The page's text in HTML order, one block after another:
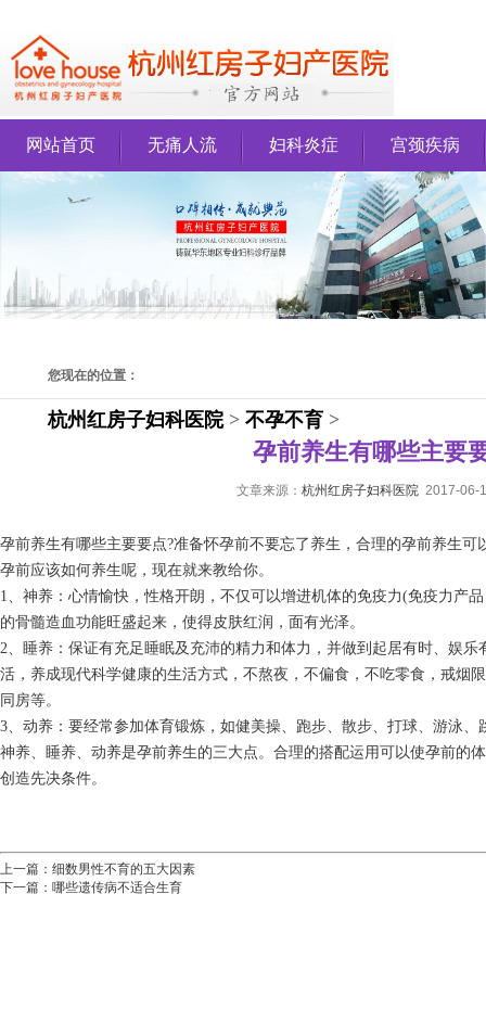
网站首页 无痛人流 妇科炎症 宫颈疾病
您现在的位置：
杭州红房子妇科医院> 不孕不育 >
孕前养生有哪些主要
文章来源： 杭州红房子妇科医院 2017-06-
孕前养生有哪些主要要点?准备怀孕前不要忘了养生，合理的孕前养生
孕前应该如何养生呢，现在就来教给你。
1、神养：心情愉快，性格开朗，不仅可以增进机体的免疫力(免疫力产
的骨髓造血功能旺盛起来，使得皮肤红润，面有光泽。
2、睡养：保证有充足睡眠及充沛的精力和体力，并做到起居有时、娱
活，养成现代科学健康的生活方式，不熬夜，不偏食，不吃零食，戒烟
同房等。
3、动养：要经常参加体育锻炼，如健美操、跑步、散步、打球、游泳
神养、睡养、动养是孕前养生的三大点。合理的搭配运用可以使孕前的
创造先决条件。
上一篇： 细数男性不育的五大因素
下一篇： 哪些遗传病不适合生育